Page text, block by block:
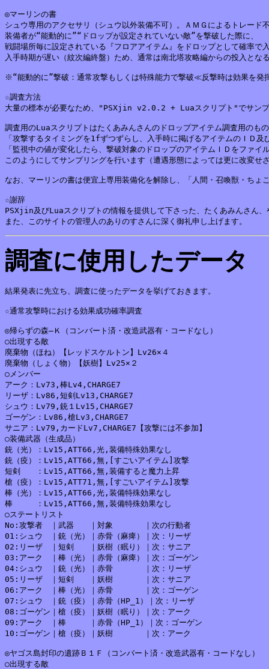
◎マーリンの書
シュウ専用のアクセサリ（シュウ以外装備不可）。ＡＭＧによるトレード
装備者が“能動的に”“ドロップが設定されていない敵”を撃破した際に、
戦闘場所毎に設定されている『フロアアイテム』をドロップとして確率で
入手時期が遅い（紋次編終盤）ため、通常は南北塔攻略編からの投入とな
※“能動的に”撃破：通常攻撃もしくは特殊能力で撃破≪反撃時は効果を発
☆調査方法
大量の標本が必要なため、"PSXjin v2.0.2 + Luaスクリプト"でサンプ
調査用のLuaスクリプトはたくあみんさんのドロップアイテム調査用のも
「攻撃するタイミングを1fずつずらし、入手時に掲げるアイテムのＩＤ
「監視中の値が変化したら、撃破対象のドロップのアイテムＩＤをファイ
このようにしてサンプリングを行います（遭遇形態によっては更に改変せ
なお、マーリンの書は便宜上専用装備化を解除し、「人間・召喚獣・ち
☆謝辞
PSXjin及びLuaスクリプトの情報を提供して下さった、たくあみんさん
調査に使用したデータ
結果発表に先立ち、調査に使ったデータを挙げておきます。
☆通常攻撃時における効果成功確率調査
◎帰らずの森―Ｋ（コンバート済・改造武器有・コードなし）
○出現する敵
廃棄物（ほね）【レッドスケルトン】Lv26×４
廃棄物（しょく物）【妖樹】Lv25×２
○メンバー
アーク：Lv73,棒Lv4,CHARGE7
リーザ：Lv86,短剣Lv13,CHARGE7
シュウ：Lv79,銃１Lv15,CHARGE7
ゴーゲン：Lv86,槍Lv3,CHARGE7
サニア：Lv79,カードLv7,CHARGE7【攻撃には不参加】
○装備武器（生成品）
銃（光）：Lv15,ATT66,光,装備特殊効果なし
銃（疫）：Lv15,ATT66,無,[すごいアイテム]攻撃
短剣　　：Lv15,ATT66,無,装備すると魔力上昇
槍（疫）：Lv15,ATT71,無,[すごいアイテム]攻撃
棒（光）：Lv15,ATT66,光,装備特殊効果なし
棒　　　：Lv15,ATT66,無,装備特殊効果なし
○ステートリスト
No:攻撃者　｜武器　　｜対象　　　　｜次の行動者
01:シュウ　｜銃（光）｜赤骨（麻痺）｜次：リーザ
02:リーザ　｜短剣　　｜妖樹（眠り）｜次：サニア
03:アーク　｜棒（光）｜赤骨（麻痺）｜次：ゴーゲン
04:シュウ　｜銃（光）｜赤骨　　　　｜次：リーザ
05:リーザ　｜短剣　　｜妖樹　　　　｜次：サニア
06:アーク　｜棒（光）｜赤骨　　　　｜次：ゴーゲン
07:シュウ　｜銃（疫）｜赤骨（HP_1）｜次：リーザ
08:ゴーゲン｜槍（疫）｜妖樹（眠り）｜次：アーク
09:アーク　｜棒　　　｜赤骨（HP_1）｜次：ゴーゲン
10:ゴーゲン｜槍（疫）｜妖樹　　　　｜次：アーク
◎ヤゴス島封印の遺跡Ｂ１Ｆ（コンバート済・改造武器有・コードなし）
○出現する敵